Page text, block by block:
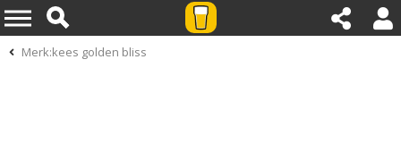
Merk:kees golden bliss